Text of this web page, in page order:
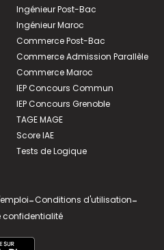
Ingénieur Post-Bac
Ingénieur Maroc
Commerce Post-Bac
Commerce Admission Parallèle
Commerce Maroc
IEP Concours Commun
IEP Concours Grenoble
TAGE MAGE
Score IAE
Tests de Logique
-Conditions d'utilisation-
confidentialité